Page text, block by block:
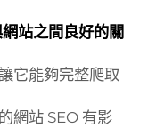
站之間良好的關
它能夠完整爬取
網站 SEO 有影